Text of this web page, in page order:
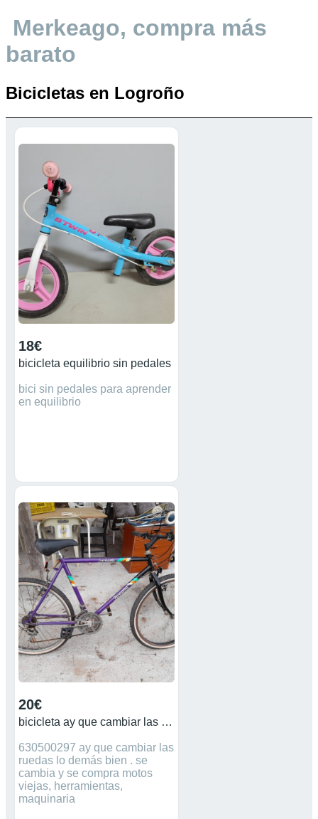
Merkeago, compra más
barato
Bicicletas en Logroño
18€
bicicleta equilibrio sin pedales
bici sin pedales para aprender
en equilibrio
20€
bicicleta ay que cambiar las ruedas
630500297 ay que cambiar las
ruedas lo demás bien . se
cambia y se compra motos
viejas, herramientas,
maquinaria